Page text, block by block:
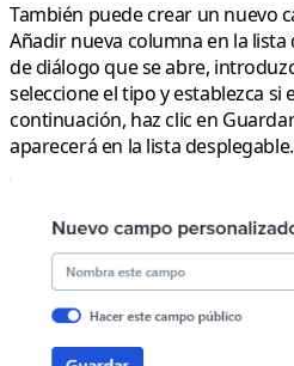
También puede crear un nuevo
Añadir nueva columnaen la lista
de diálogo que se abre,
seleccione el tipo y establezca si
continuación, haz clic en
aparecerá en la lista desplegable.